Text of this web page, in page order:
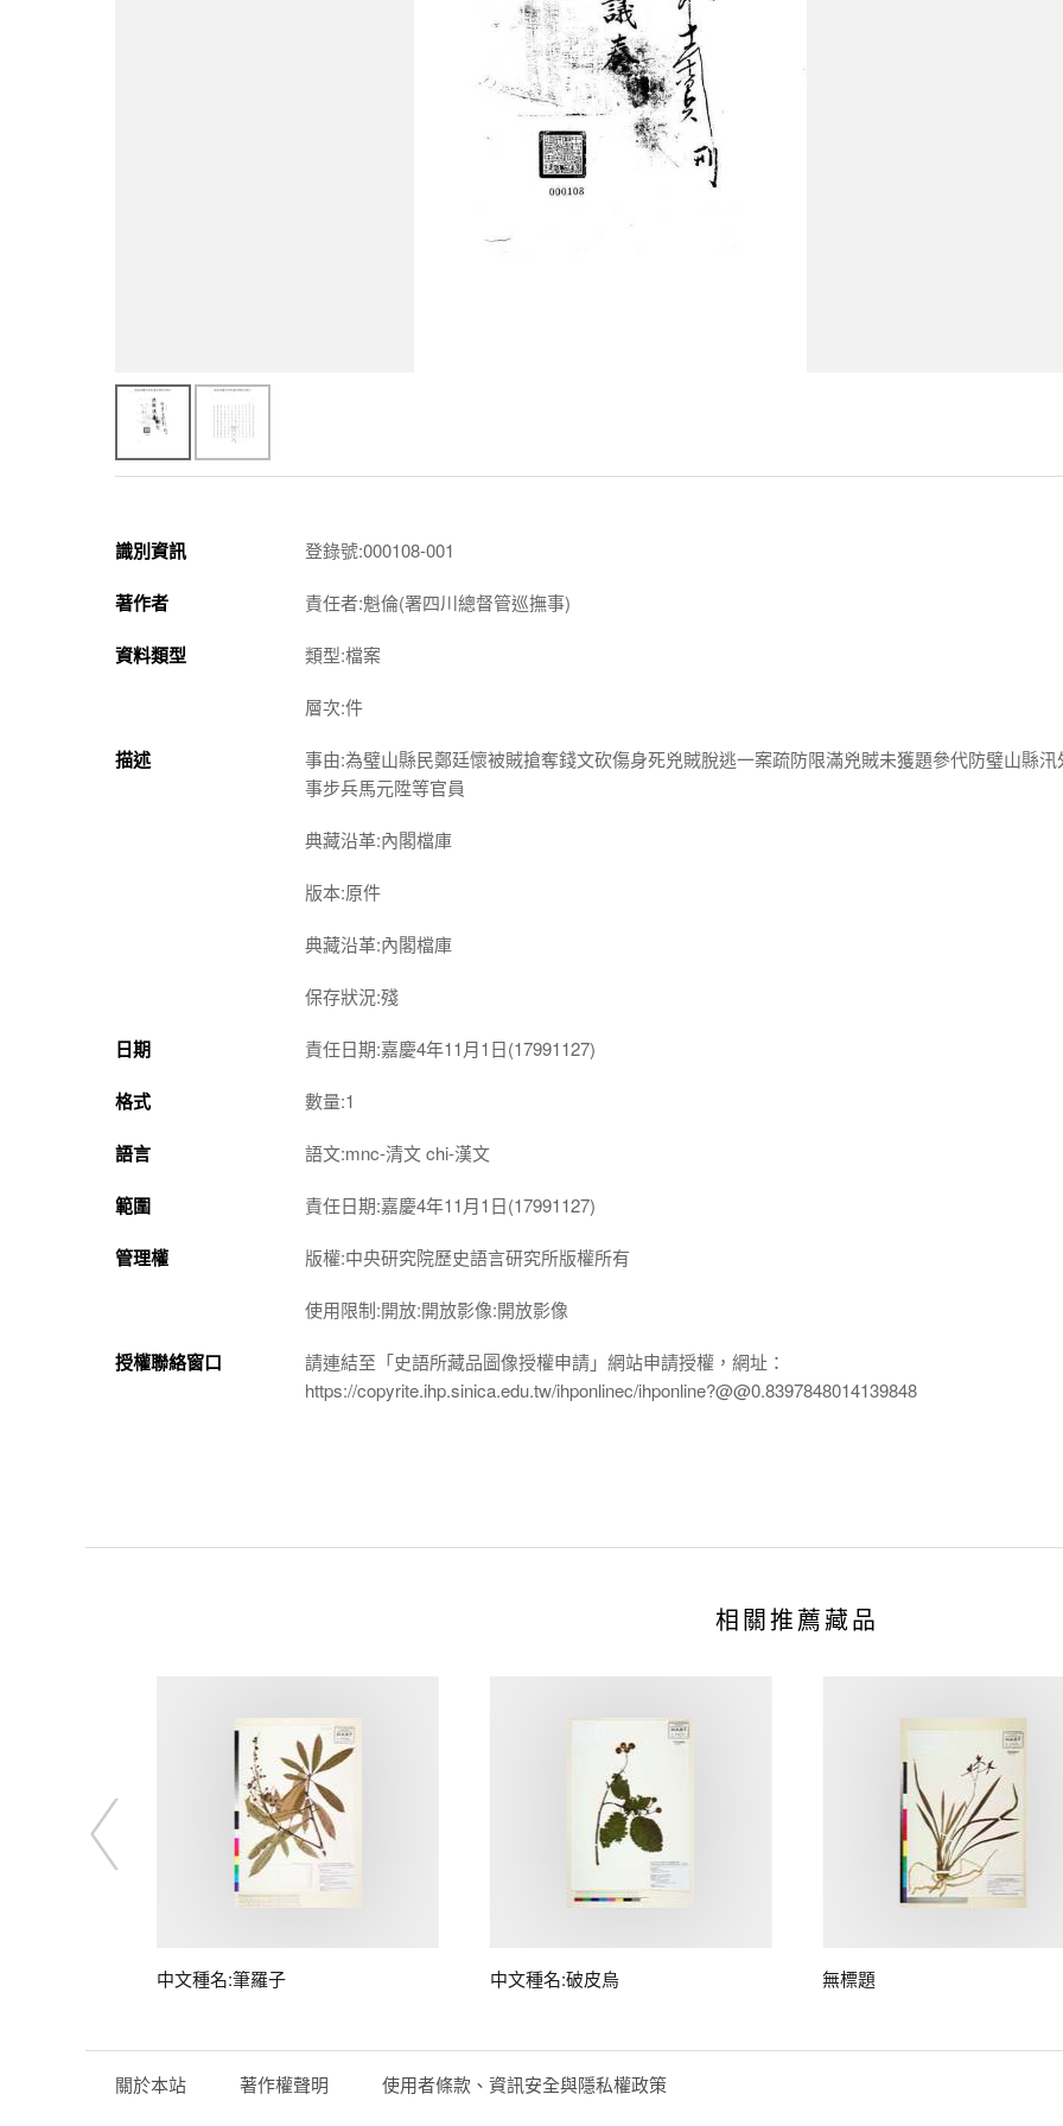
識別資訊 登錄號:000108-001
著作者 責任者:魁倫(署四川總督管巡撫事)
資料類型 類型:檔案
層次:件
描述
事由:為璧山縣民鄭廷懷被賊搶奪錢文砍傷身死兇賊脫逃一案疏防限滿兇賊未獲題參代防璧山縣汛
事步兵馬元陞等官員
典藏沿革:內閣檔庫
版本:原件
典藏沿革:內閣檔庫
保存狀況:殘
日期 責任日期:嘉慶4年11月1日(17991127)
格式 數量:1
語言 語文:mnc-清文 chi-漢文
範圍 責任日期:嘉慶4年11月1日(17991127)
管理權 版權:中央研究院歷史語言研究所版權所有
使用限制:開放:開放影像:開放影像
授權聯絡窗口
請連結至「史語所藏品圖像授權申請」網站申請授權，網址：
https://copyrite.ihp.sinica.edu.tw/ihponlinec/ihponline?@@0.8397848014139848
相關推薦藏品
中文種名:筆羅子 中文種名:破皮烏 無標題
關於本站 著作權聲明 使用者條款、資訊安全與隱私權政策